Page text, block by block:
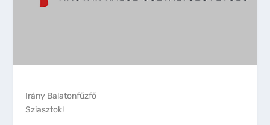
Irány Balatonfűzfő
Sziasztok!